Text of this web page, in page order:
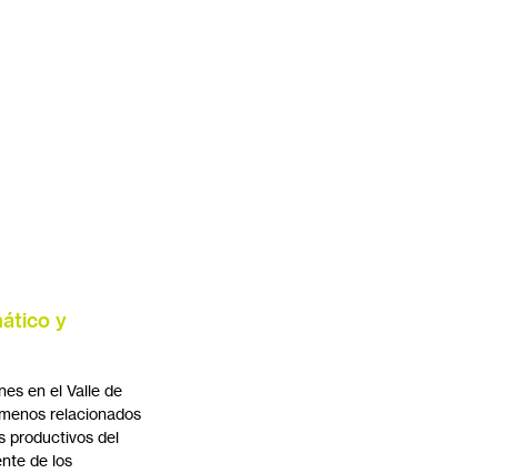
y
en el Valle de
relacionados
productivos del
de los